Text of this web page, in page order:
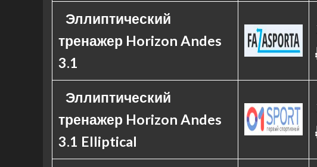
Эллиптический
тренажер Horizon Andes
3.1
Эллиптический
тренажер Horizon Andes
3.1 Elliptical